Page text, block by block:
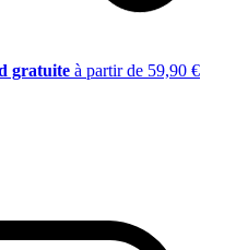
gratuite à partir de 59,90 €